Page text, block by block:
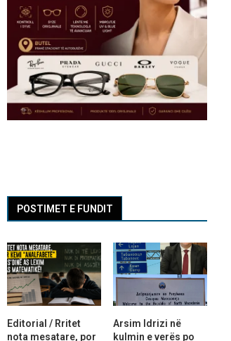
POSTIMET E FUNDIT
Editorial / Rritet
nota mesatare, por
Arsim Idrizi në
kulmin e verës po